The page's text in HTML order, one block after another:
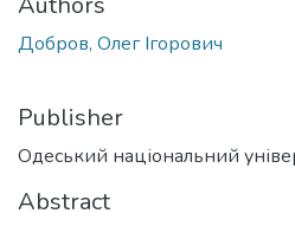
Добров, Олег Ігорович
Publisher
Одеський національний
Abstract